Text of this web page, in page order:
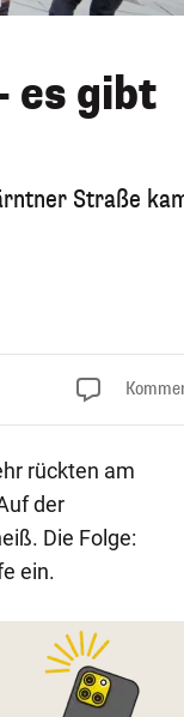
es gibt
Straße
rückten am
der
Die Folge:
ein.